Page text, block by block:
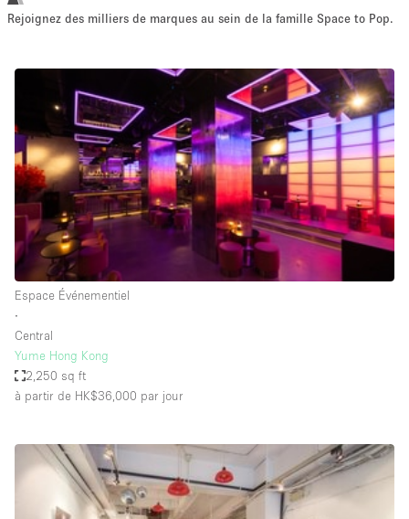
Vente au
Showroom Événement Art Alimentation
Séance de
photo
Conférence Réunion Bureaux
Local
Partagé
Type de l'espace
Atelier
Autre
Boutique / Magasin
Boutique en Partage
Bureaux
Rejoignez des milliers de marques au sein de la famille Space to Pop.
Espace Événementiel
∙
Central
Yume Hong Kong
2,250 sq ft
à partir de HK$36,000 par jour